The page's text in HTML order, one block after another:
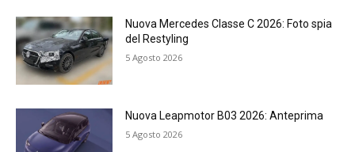
Nuova Mercedes Classe C 2026: Foto spia
del Restyling
5 Agosto 2026
Nuova Leapmotor B03 2026: Anteprima
5 Agosto 2026